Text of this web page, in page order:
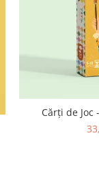
Cărți de Joc